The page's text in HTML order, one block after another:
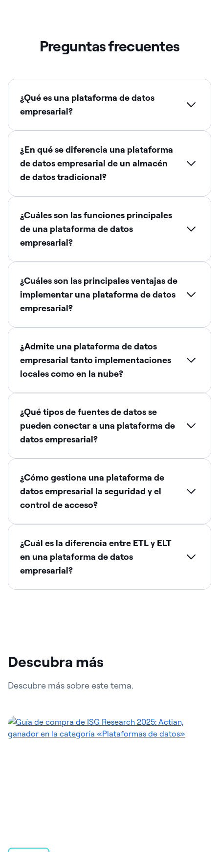
Preguntas frecuentes
¿Qué es una plataforma de datos
empresarial?
¿En qué se diferencia una plataforma
de datos empresarial de un almacén
de datos tradicional?
¿Cuáles son las funciones principales
de una plataforma de datos
empresarial?
¿Cuáles son las principales ventajas de
implementar una plataforma de datos
empresarial?
¿Admite una plataforma de datos
empresarial tanto implementaciones
locales como en la nube?
¿Qué tipos de fuentes de datos se
pueden conectar a una plataforma de
datos empresarial?
¿Cómo gestiona una plataforma de
datos empresarial la seguridad y el
control de acceso?
¿Cuál es la diferencia entre ETL y ELT
en una plataforma de datos
empresarial?
Descubra más
Descubre más sobre este tema.